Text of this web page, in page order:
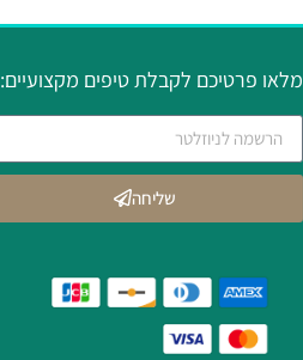
מלאו פרטיכם לקבלת טיפים מקצועיים:
שליחה